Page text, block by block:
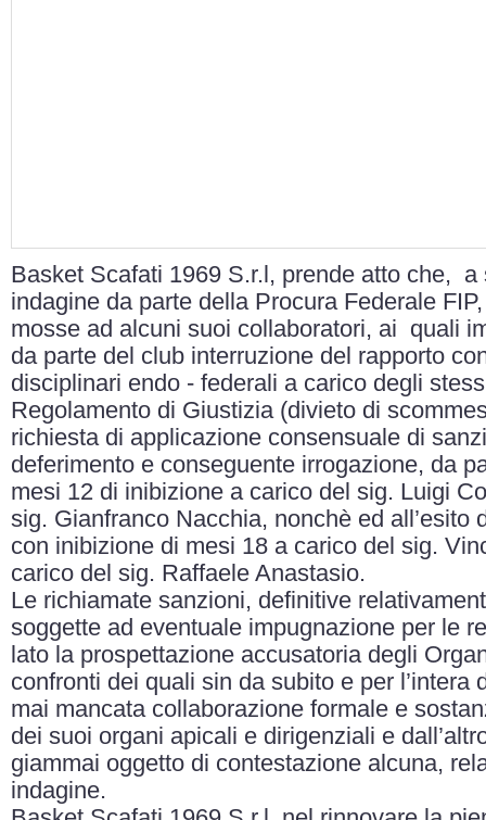
Basket Scafati 1969 S.r.l, prende atto che,
indagine da parte della Procura Federale
mosse ad alcuni suoi collaboratori, ai quali
da parte del club interruzione del rapporto
disciplinari endo - federali a carico degli
Regolamento di Giustizia (divieto di
richiesta di applicazione consensuale di
deferimento e conseguente irrogazione, da
mesi 12 di inibizione a carico del sig. Luigi
sig. Gianfranco Nacchia, nonchè ed
con inibizione di mesi 18 a carico del sig.
carico del sig. Raffaele Anastasio.
Le richiamate sanzioni, definitive
soggette ad eventuale impugnazione per le
lato la prospettazione accusatoria degli
confronti dei quali sin da subito e per l’intera
mai mancata collaborazione formale e
dei suoi organi apicali e dirigenziali e
giammai oggetto di contestazione alcuna,
indagine.